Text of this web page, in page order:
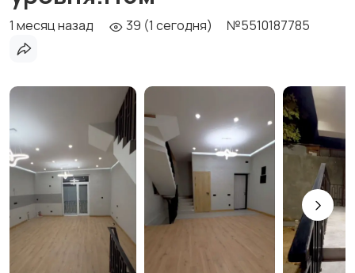
1 месяц назад 39 (1 сегодня) №5510187785